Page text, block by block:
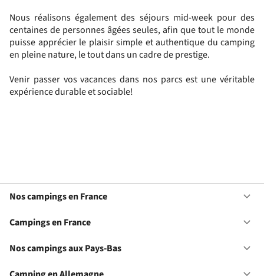
Nous réalisons également des séjours mid-week pour des
centaines de personnes âgées seules, afin que tout le monde
puisse apprécier le plaisir simple et authentique du camping
en pleine nature, le tout dans un cadre de prestige.
Venir passer vos vacances dans nos parcs est une véritable
expérience durable et sociable!
Nos campings en France
Campings en France
Nos campings aux Pays-Bas